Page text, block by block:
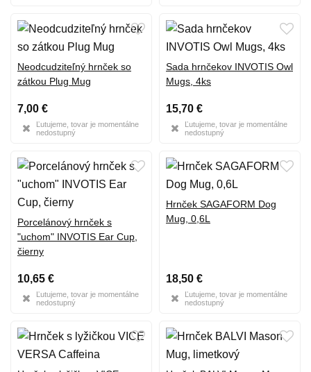
Neodcudziteľný hrnček so
zátkou Plug Mug
7,00 €
Ľutujeme, tovar je momentálne
nedostupný
Sada hrnčekov INVOTIS Owl
Mugs, 4ks
15,70 €
Ľutujeme, tovar je momentálne
nedostupný
Porcelánový hrnček s
"uchom" INVOTIS Ear Cup,
čierny
10,65 €
Ľutujeme, tovar je momentálne
nedostupný
Hrnček SAGAFORM Dog
Mug, 0,6L
18,50 €
Ľutujeme, tovar je momentálne
nedostupný